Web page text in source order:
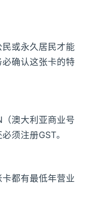
或永久居民才能
确认这张卡的特
澳大利亚商业号
须注册GST。
都有最低年营业